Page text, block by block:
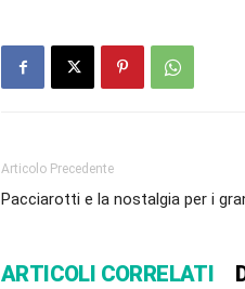
Articolo Precedente
Pacciarotti e la nostalgia per i
ARTICOLI CORRELATI